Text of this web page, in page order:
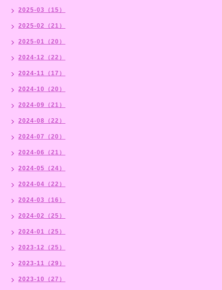
2025-03（15）
2025-02（21）
2025-01（20）
2024-12（22）
2024-11（17）
2024-10（20）
2024-09（21）
2024-08（22）
2024-07（20）
2024-06（21）
2024-05（24）
2024-04（22）
2024-03（16）
2024-02（25）
2024-01（25）
2023-12（25）
2023-11（29）
2023-10（27）